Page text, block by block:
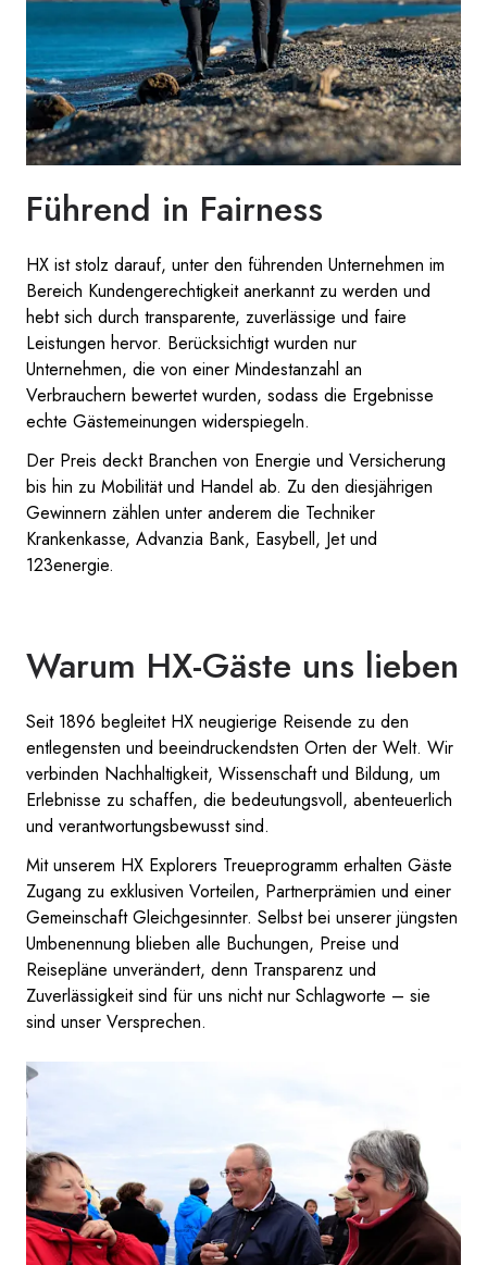
Führend in Fairness
HX ist stolz darauf, unter den führenden Unternehmen im
Bereich Kundengerechtigkeit anerkannt zu werden und
hebt sich durch transparente, zuverlässige und faire
Leistungen hervor. Berücksichtigt wurden nur
Unternehmen, die von einer Mindestanzahl an
Verbrauchern bewertet wurden, sodass die Ergebnisse
echte Gästemeinungen widerspiegeln.
Der Preis deckt Branchen von Energie und Versicherung
bis hin zu Mobilität und Handel ab. Zu den diesjährigen
Gewinnern zählen unter anderem die Techniker
Krankenkasse, Advanzia Bank, Easybell, Jet und
123energie.
Warum HX-Gäste uns lieben
Seit 1896 begleitet HX neugierige Reisende zu den
entlegensten und beeindruckendsten Orten der Welt. Wir
verbinden Nachhaltigkeit, Wissenschaft und Bildung, um
Erlebnisse zu schaffen, die bedeutungsvoll, abenteuerlich
und verantwortungsbewusst sind.
Mit unserem HX Explorers Treueprogramm erhalten Gäste
Zugang zu exklusiven Vorteilen, Partnerprämien und einer
Gemeinschaft Gleichgesinnter. Selbst bei unserer jüngsten
Umbenennung blieben alle Buchungen, Preise und
Reisepläne unverändert, denn Transparenz und
Zuverlässigkeit sind für uns nicht nur Schlagworte – sie
sind unser Versprechen.